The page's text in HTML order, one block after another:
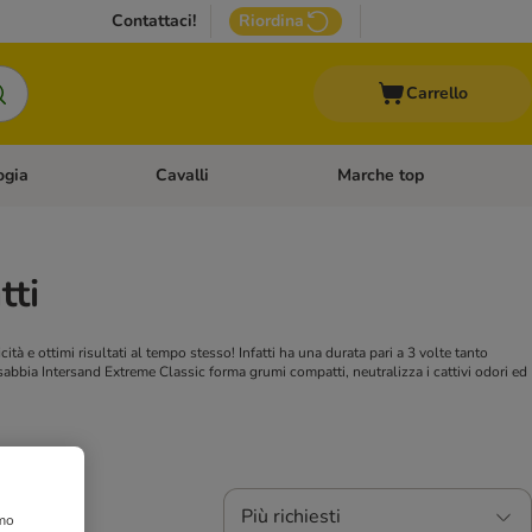
Contattaci! Riordina
Carrello
Roditori & UccelliApri Menù Categoria: Acquariologia
Cavalli Apri Menù Categoria: Cavalli
Marche top
e ottimi risultati al tempo stesso! Infatti ha una durata pari a 3 volte tanto
Intersand Extreme Classic forma grumi compatti, neutralizza i cattivi odori ed
Più richiesti